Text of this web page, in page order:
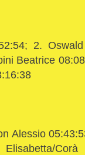
2.
Beatrice
Alessio